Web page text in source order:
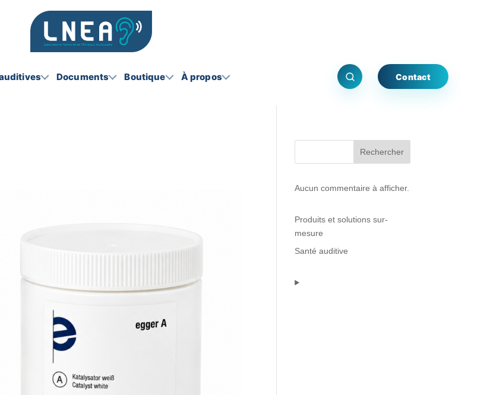
Documents Boutique À propos Contact
Rechercher
Aucun commentaire à afficher.
Produits et solutions sur-
mesure
Santé auditive